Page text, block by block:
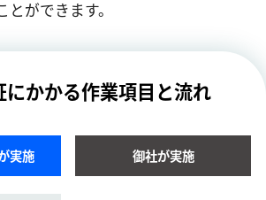
ができます。
にかかる作業項目と流れ
実施 御社が実施